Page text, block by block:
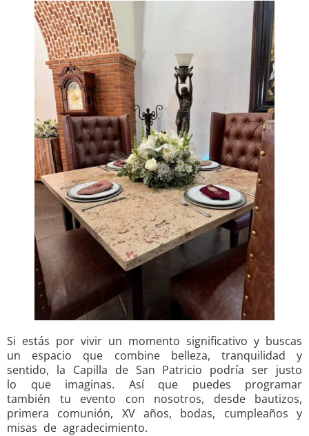
Si estás por vivir un momento significativo y buscas
un espacio que combine belleza, tranquilidad y
sentido, la Capilla de San Patricio podría ser justo
lo que imaginas. Así que puedes programar
también tu evento con nosotros, desde bautizos,
primera comunión, XV años, bodas, cumpleaños y
misas de agradecimiento.